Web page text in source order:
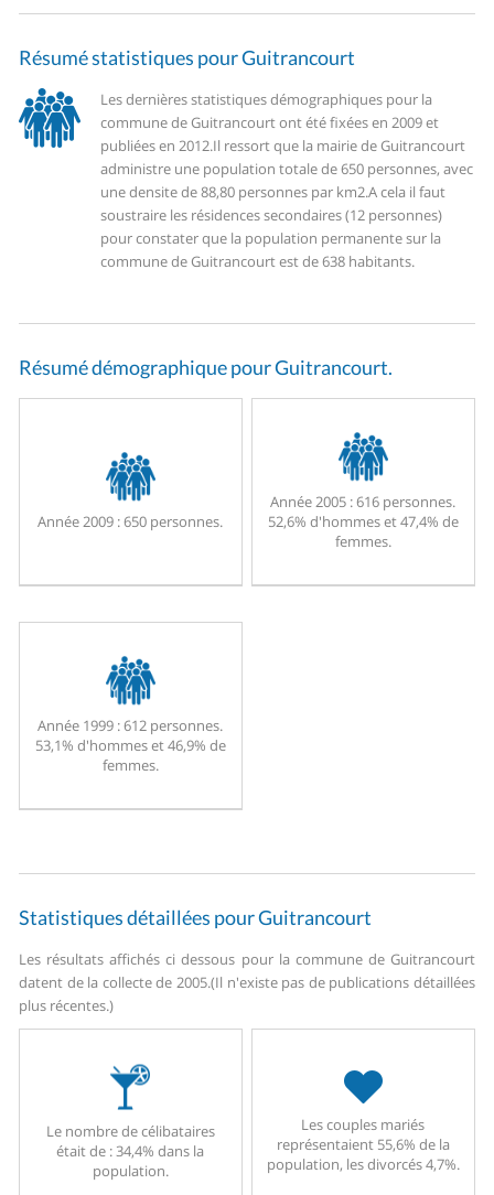
Résumé statistiques pour Guitrancourt
Les dernières statistiques démographiques pour la
commune de Guitrancourt ont été fixées en 2009 et
publiées en 2012.Il ressort que la mairie de Guitrancourt
administre une population totale de 650 personnes, avec
une densite de 88,80 personnes par km2.A cela il faut
soustraire les résidences secondaires (12 personnes)
pour constater que la population permanente sur la
commune de Guitrancourt est de 638 habitants.
Résumé démographique pour Guitrancourt.
Année 2009 :650 personnes.
Année 2005 :616 personnes.
52,6% d'hommes et 47,4% de
femmes.
Année 1999 :612 personnes.
53,1% d'hommes et 46,9% de
femmes.
Statistiques détaillées pour Guitrancourt
Les résultats affichés ci dessous pour la commune de Guitrancourt
datent de la collecte de 2005.(Il n'existe pas de publications détaillées
plus récentes.)
Le nombre de célibataires
était de : 34,4% dans la
population.
Les couples mariés
représentaient 55,6% de la
population, les divorcés 4,7%.